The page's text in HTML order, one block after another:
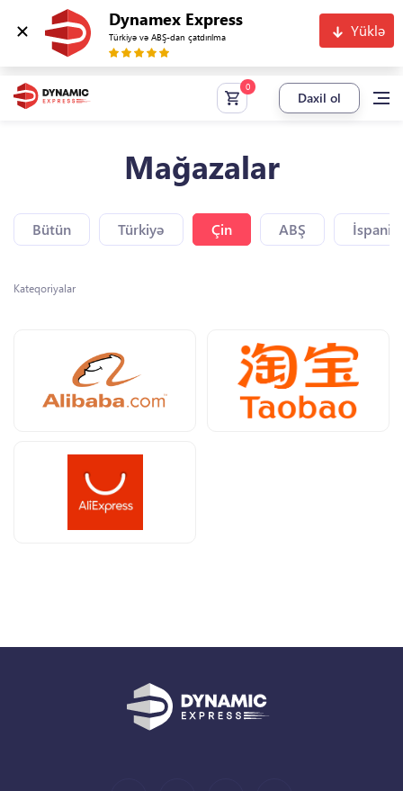
Dynamex Express
Türkiyə və ABŞ-dan çatdırılma Yüklə
Daxil ol
Mağazalar
Bütün Türkiyə Çin ABŞ
Kateqoriyalar